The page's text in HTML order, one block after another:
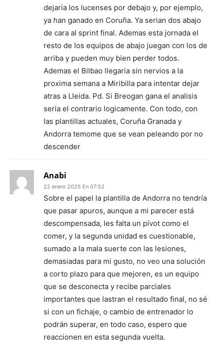
dejaria los lucenses por debajo y, por ejemplo,
ya han ganado en Coruña. Ya serian dos abajo
de cara al sprint final. Ademas esta jornada el
resto de los equipos de abajo juegan con los de
arriba y pueden muy bien perder todos.
Ademas el Bilbao llegaria sin nervios a la
proxima semana a Miribilla para intentar dejar
atras a Lleida. Pd. Si Breogan gana el analisis
seria el contrario logicamente. Con todo, con
las plantillas actuales, Coruña Granada y
Andorra temome que se vean peleando por no
descender
Anabi
22 enero 2025 En 07:52
Sobre el papel la plantilla de Andorra no tendría
que pasar apuros, aunque a mi parecer está
descompensada, les falta un pívot como el
comer, y la segunda unidad es cuestionable,
sumado a la mala suerte con las lesiones,
demasiadas para mi gusto, no veo una solución
a corto plazo para que mejoren, es un equipo
que se desconecta y recibe parciales
importantes que lastran el resultado final, no sé
si con un fichaje, o cambio de entrenador lo
podrán superar, en todo caso, espero que
reaccionen en esta segunda vuelta.